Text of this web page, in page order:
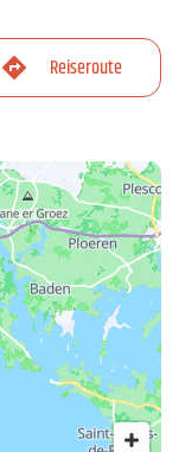
Reiseroute